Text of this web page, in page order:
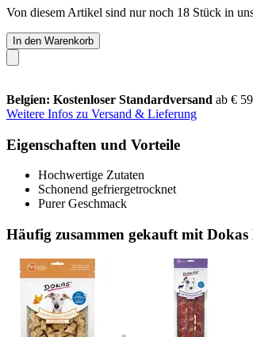
Von diesem Artikel sind nur noch 18 Stück in
In den Warenkorb
Belgien: Kostenloser Standardversand ab €
Weitere Infos zu Versand & Lieferung
Eigenschaften und Vorteile
Hochwertige Zutaten
Schonend gefriergetrocknet
Purer Geschmack
Häufig zusammen gekauft mit